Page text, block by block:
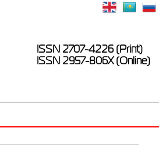
ISSN 2707-4226 (Print)
ISSN 2957-806X (Online)